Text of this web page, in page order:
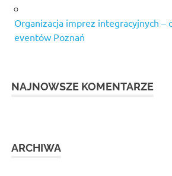
Organizacja imprez integracyjnych –
eventów Poznań
NAJNOWSZE KOMENTARZE
ARCHIWA